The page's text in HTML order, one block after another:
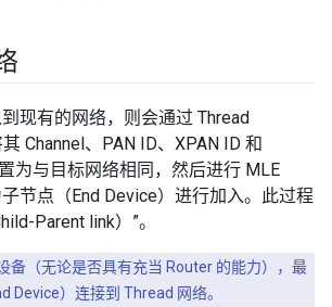
现有的网络，则会通过 Thread
Channel、PAN ID、XPAN ID 和
为与目标网络相同，然后进行 MLE
节点（End Device）进行加入。此过程
Parent link）”。
备（无论是否具有充当 Router 的能力），最
Device）连接到 Thread 网络。